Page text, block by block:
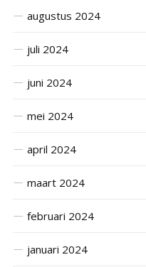
augustus 2024
juli 2024
juni 2024
mei 2024
april 2024
maart 2024
februari 2024
januari 2024